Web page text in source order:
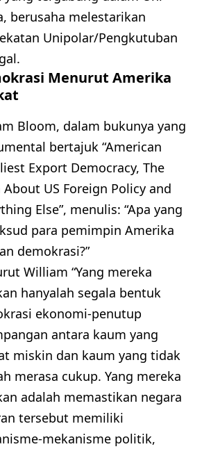
berusaha melestarikan
Unipolar/Pengkutuban
Menurut Amerika
Bloom, dalam bukunya yang
bertajuk “American
Export Democracy, The
US Foreign Policy and
Else”, menulis: “Apa yang
para pemimpin Amerika
demokrasi?”
William “Yang mereka
hanyalah segala bentuk
ekonomi-penutup
antara kaum yang
miskin dan kaum yang tidak
merasa cukup. Yang mereka
adalah memastikan negara
tersebut memiliki
mekanisme politik,